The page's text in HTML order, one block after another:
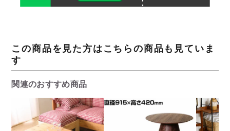
この商品を見た方はこちらの商品も見ていま
す
関連のおすすめ商品